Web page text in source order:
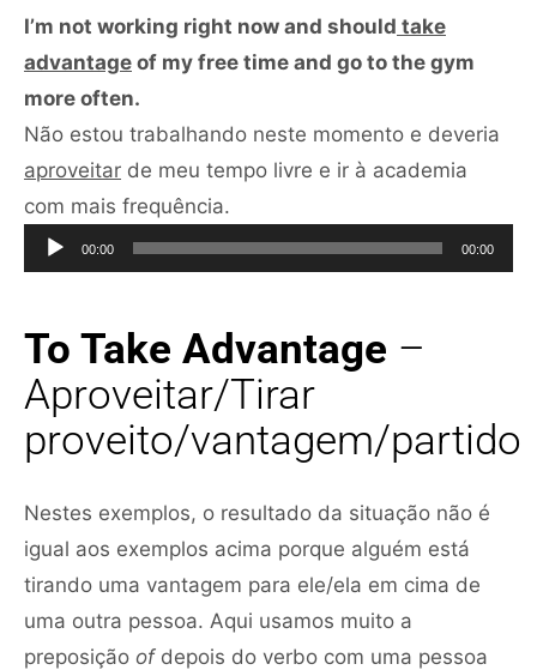
I’m not working right now and should take
advantage of my free time and go to the gym
more often.
Não estou trabalhando neste momento e deveria
aproveitar de meu tempo livre e ir à academia
com mais frequência.
de
áudio
00:00 00:00
To Take Advantage –
Aproveitar/Tirar
proveito/vantagem/partido
Nestes exemplos, o resultado da situação não é
igual aos exemplos acima porque alguém está
tirando uma vantagem para ele/ela em cima de
uma outra pessoa. Aqui usamos muito a
preposição ofdepois do verbo com uma pessoa